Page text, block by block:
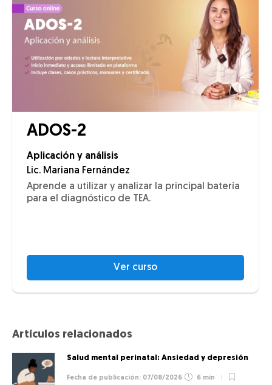
ADOS-2
Aplicación y análisis
Lic. Mariana Fernández
Aprende a utilizar y analizar la principal batería
para el diagnóstico de TEA.
Ver curso
Artículos relacionados
Salud mental perinatal: Ansiedad y depresión
07/08/2026 6 min